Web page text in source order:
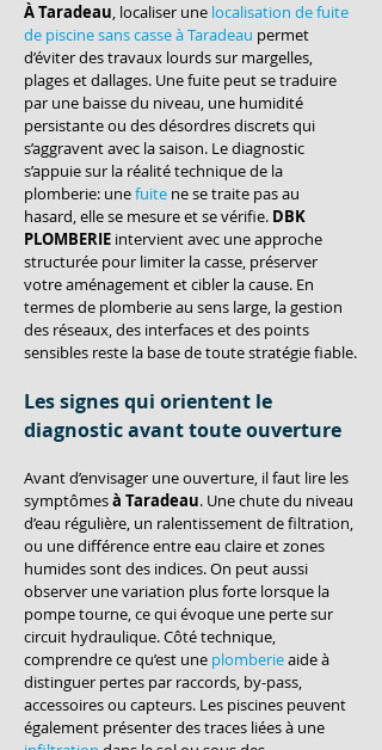
À Taradeau, localiser une localisation de fuite
de piscine sans casse à Taradeau permet
d’éviter des travaux lourds sur margelles,
plages et dallages. Une fuite peut se traduire
par une baisse du niveau, une humidité
persistante ou des désordres discrets qui
s’aggravent avec la saison. Le diagnostic
s’appuie sur la réalité technique de la
plomberie: une fuite ne se traite pas au
hasard, elle se mesure et se vérifie. DBK
PLOMBERIE intervient avec une approche
structurée pour limiter la casse, préserver
votre aménagement et cibler la cause. En
termes de plomberie au sens large, la gestion
des réseaux, des interfaces et des points
sensibles reste la base de toute stratégie fiable.
Les signes qui orientent le
diagnostic avant toute ouverture
Avant d’envisager une ouverture, il faut lire les
symptômes à Taradeau. Une chute du niveau
d’eau régulière, un ralentissement de filtration,
ou une différence entre eau claire et zones
humides sont des indices. On peut aussi
observer une variation plus forte lorsque la
pompe tourne, ce qui évoque une perte sur
circuit hydraulique. Côté technique,
comprendre ce qu’est une plomberie aide à
distinguer pertes par raccords, by-pass,
accessoires ou capteurs. Les piscines peuvent
également présenter des traces liées à une